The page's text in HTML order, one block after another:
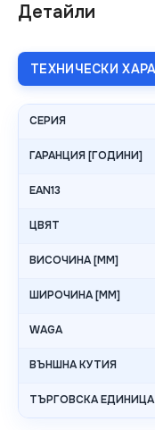
Детайли
ТЕХНИЧЕСКИ
СЕРИЯ
ГАРАНЦИЯ [ГОДИНИ]
EAN13
ЦВЯТ
ВИСОЧИНА [MM]
ШИРОЧИНА [MM]
WAGA
ВЪНШНА КУТИЯ
ТЪРГОВСКА ЕДИНИЦА